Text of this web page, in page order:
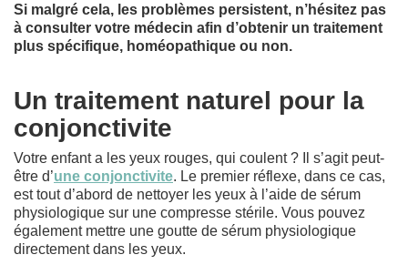
Si malgré cela, les problèmes persistent, n’hésitez pas
à consulter votre médecin afin d’obtenir un traitement
plus spécifique, homéopathique ou non.
Un traitement naturel pour la
conjonctivite
Votre enfant a les yeux rouges, qui coulent ? Il s’agit peut-
être d’une conjonctivite. Le premier réflexe, dans ce cas,
est tout d’abord de nettoyer les yeux à l’aide de sérum
physiologique sur une compresse stérile. Vous pouvez
également mettre une goutte de sérum physiologique
directement dans les yeux.